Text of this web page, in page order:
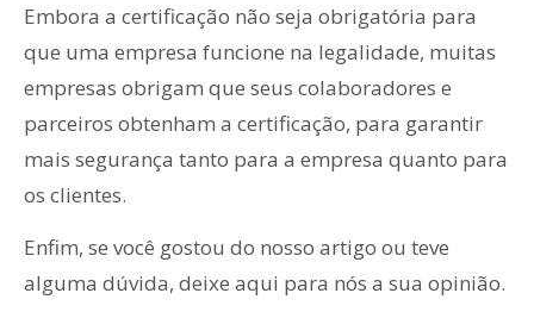
Embora a certificação não seja obrigatória para
que uma empresa funcione na legalidade, muitas
empresas obrigam que seus colaboradores e
parceiros obtenham a certificação, para garantir
mais segurança tanto para a empresa quanto para
os clientes.
Enfim, se você gostou do nosso artigo ou teve
alguma dúvida, deixe aqui para nós a sua opinião.